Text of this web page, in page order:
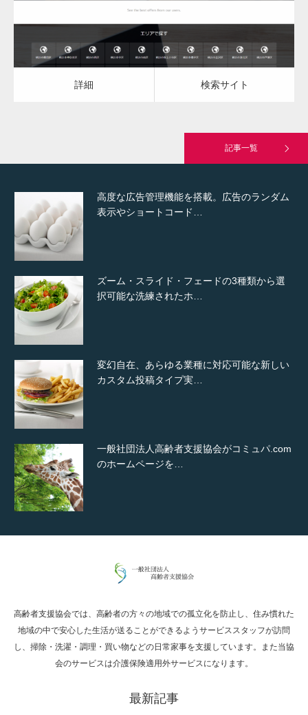
詳細 検索サイト
記事一覧
Hello world!
高度な広告管理機能を搭載。広告のランダム
表示やショートコード…
ズーム・スライド・フェードの3種類から選
択可能な洗練されたホ…
変幻自在、あらゆる業種に対応可能な新しい
カスタム投稿タイプ実…
一般社団法人高齢者支援協会がコミュパ.com
のホームページを…
通常投稿
Hello world!
究極的に実用性を重視した「フッターバー」
高齢者支援協会では、高齢者の方々の地域での孤立化を防止し、住み慣れた
地域の中で安心した生活が送ることができるようサービススタッフが訪問
し、掃除・洗濯・調理・買い物などの日常家事を支援しています。また当協
会のサービスは介護保険適用外サービスになります。
最新記事